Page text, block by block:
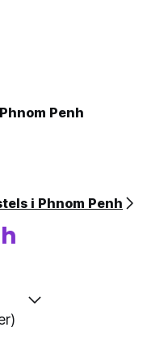
Penh
i Phnom Penh